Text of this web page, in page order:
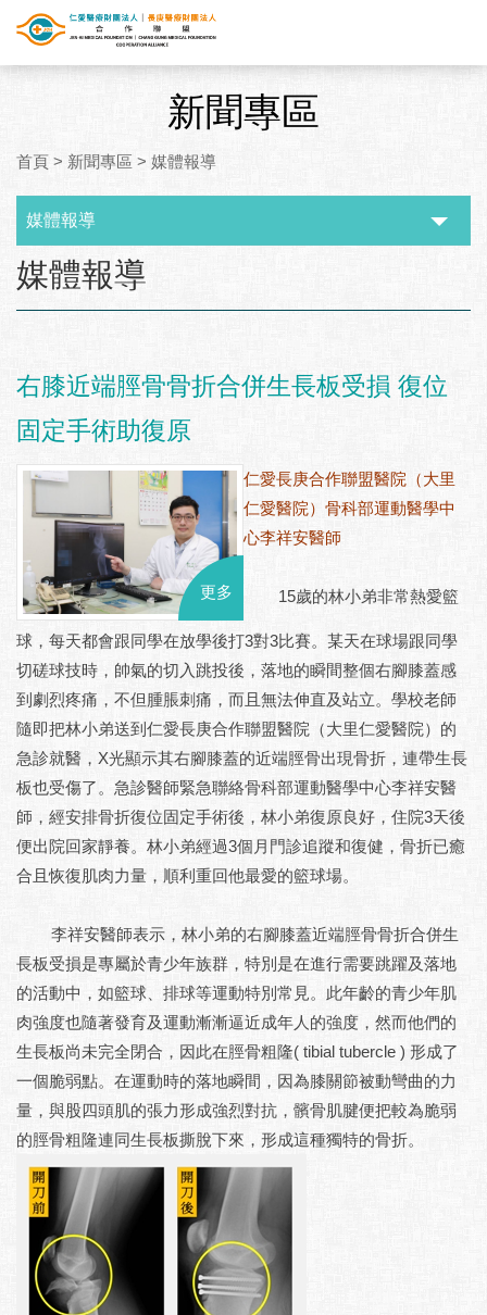
新聞專區
首頁 > 新聞專區 > 媒體報導
媒體報導
:::
媒體報導
右膝近端脛骨骨折合併生長板受損 復位
固定手術助復原
更多
仁愛長庚合作聯盟醫院（大里
仁愛醫院）骨科部運動醫學中
心李祥安醫師
15歲的林小弟非常熱愛籃
球，每天都會跟同學在放學後打3對3比賽。某天在球場跟同學
切磋球技時，帥氣的切入跳投後，落地的瞬間整個右腳膝蓋感
到劇烈疼痛，不但腫脹刺痛，而且無法伸直及站立。學校老師
隨即把林小弟送到仁愛長庚合作聯盟醫院（大里仁愛醫院）的
急診就醫，X光顯示其右腳膝蓋的近端脛骨出現骨折，連帶生長
板也受傷了。急診醫師緊急聯絡骨科部運動醫學中心李祥安醫
師，經安排骨折復位固定手術後，林小弟復原良好，住院3天後
便出院回家靜養。林小弟經過3個月門診追蹤和復健，骨折已癒
合且恢復肌肉力量，順利重回他最愛的籃球場。
李祥安醫師表示，林小弟的右腳膝蓋近端脛骨骨折合併生
長板受損是專屬於青少年族群，特別是在進行需要跳躍及落地
的活動中，如籃球、排球等運動特別常見。此年齡的青少年肌
肉強度也隨著發育及運動漸漸逼近成年人的強度，然而他們的
生長板尚未完全閉合，因此在脛骨粗隆( tibial tubercle ) 形成了
一個脆弱點。在運動時的落地瞬間，因為膝關節被動彎曲的力
量，與股四頭肌的張力形成強烈對抗，髕骨肌腱便把較為脆弱
的脛骨粗隆連同生長板撕脫下來，形成這種獨特的骨折。